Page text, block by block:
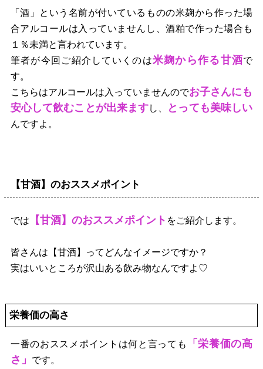
「酒」という名前が付いているものの米麹から作った場
合アルコールは入っていませんし、酒粕で作った場合も
１％未満と言われています。
筆者が今回ご紹介していくのは米麹から作る甘酒で
す。
こちらはアルコールは入っていませんのでお子さんにも
安心して飲むことが出来ますし、 とっても美味しい
んですよ。
【甘酒】のおススメポイント
では 【甘酒】のおススメポイント をご紹介します。
皆さんは【甘酒】ってどんなイメージですか？
実はいいところが沢山ある飲み物なんですよ♡
栄養価の高さ
一番のおススメポイントは何と言っても
「栄養価の高
さ」
です。